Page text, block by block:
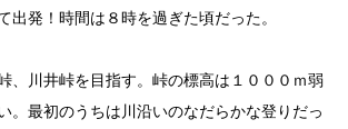
出発！時間は８時を過ぎた頃だった。
、川井峠を目指す。峠の標高は１０００ｍ弱
。最初のうちは川沿いのなだらかな登りだっ